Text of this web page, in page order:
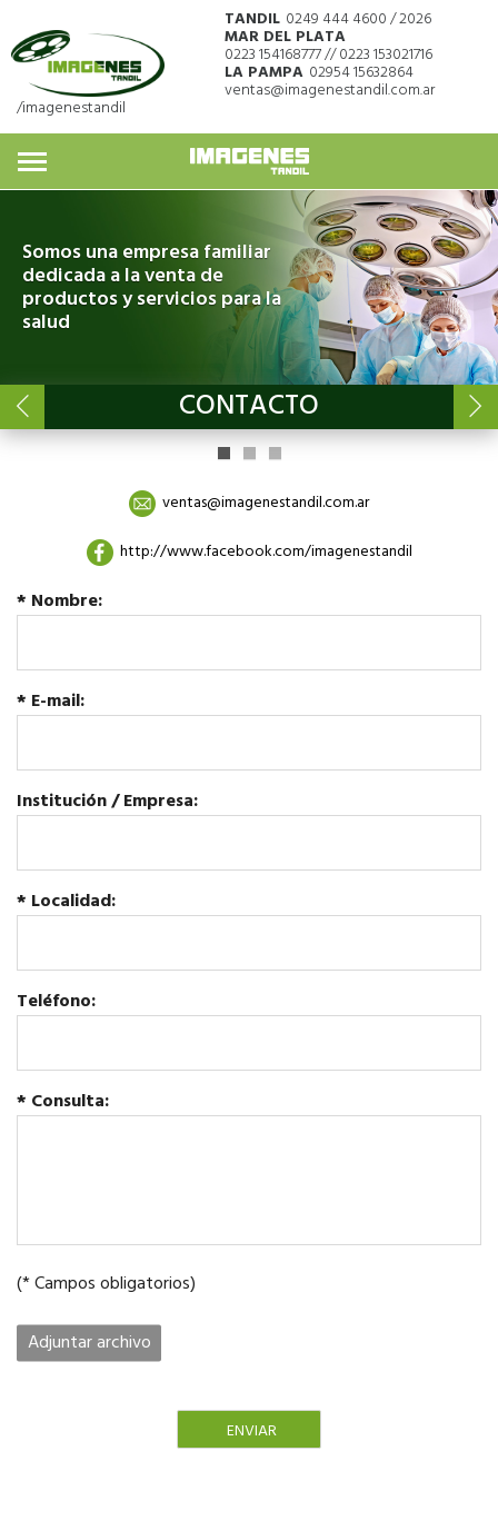
TANDIL 0249 444 4600 / 2026
MAR DEL PLATA
0223 154168777 // 0223 153021716
LA PAMPA 02954 15632864
ventas@imagenestandil.com.ar
/imagenestandil
Somos una empresa familiar
dedicada a la venta de
productos y servicios para la
salud
CONTACTO
ventas@imagenestandil.com.ar
http://www.facebook.com/imagenestandil
* Nombre:
* E-mail:
Institución / Empresa:
* Localidad:
Teléfono:
* Consulta:
(* Campos obligatorios)
Adjuntar archivo